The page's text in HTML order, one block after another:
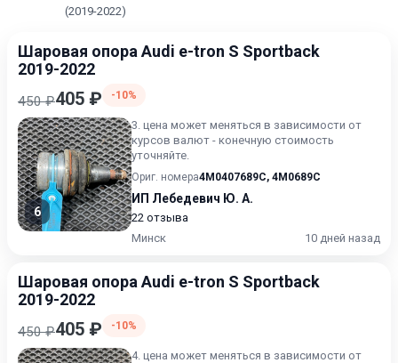
(2019-2022)
Шаровая опора Audi e-tron S Sportback
2019-2022
450 ₽405 ₽ -10%
6
3. цена может меняться в зависимости от
курсов валют - конечную стоимость
уточняйте.
Ориг. номера4M0407689C, 4M0689C
ИП Лебедевич Ю. А.
22 отзыва
Минск
10 дней назад
Шаровая опора Audi e-tron S Sportback
2019-2022
450 ₽405 ₽ -10%
4. цена может меняться в зависимости от